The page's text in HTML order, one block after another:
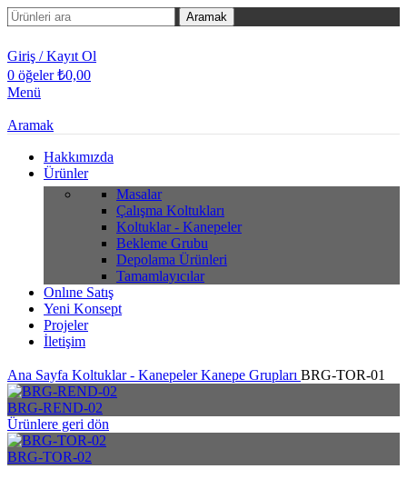
Aramak
Giriş / Kayıt Ol
0 öğeler ₺0,00
Menü
Aramak
Hakkımızda
Ürünler
Masalar
Çalışma Koltukları
Koltuklar - Kanepeler
Bekleme Grubu
Depolama Ürünleri
Tamamlayıcılar
Onlıne Satış
Yeni Konsept
Projeler
İletişim
Ana Sayfa Koltuklar - KanepelerKanepe Grupları BRG-TOR-01
BRG-REND-02
Ürünlere geri dön
BRG-TOR-02